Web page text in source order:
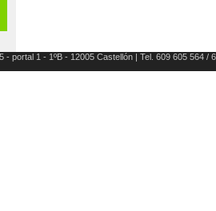
portal 1 - 1ºB - 12005 Castellón | Tel. 609 605 564 /